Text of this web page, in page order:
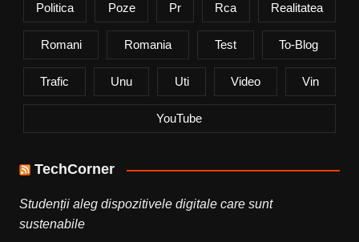
Politica Poze Pr Rca Realitatea
Romani Romania Test To-Blog
Trafic Unu Uti Video Vin
YouTube
TechCorner
Studenții aleg dispozitivele digitale care sunt
sustenabile